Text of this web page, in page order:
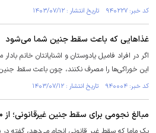
کد خبر: ۹۴۰۲۲۷ تاریخ انتشار : ۱۴۰۳/۰۷/۱۲
غذا‌هایی که باعث سقط جنین شما می‌شود
اگر در افراد فامیل یادوستان و اشنایانتان خانم
این خوراکی‌ها را مصرف نکنند، چون باعث سقط
کد خبر: ۹۴۰۰۰۴ تاریخ انتشار : ۱۴۰۳/۰۷/۱۲
مبالغ نجومی برای سقط جنین غیرقانونی؛ از ۷۰ تا ۱۵۰ میلیون!